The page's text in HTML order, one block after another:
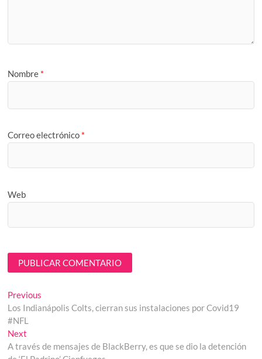
Nombre *
Correo electrónico *
Web
Navegación
de
entradas
Previous
post:
Los Indianápolis Colts, cierran sus instalaciones por Covid19
#NFL
Next
post:
A través de mensajes de BlackBerry, es que se dio la detención